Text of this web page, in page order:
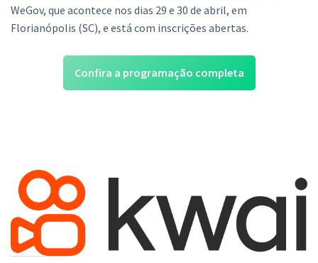
WeGov, que acontece nos dias 29 e 30 de abril, em
Florianópolis (SC), e está com inscrições abertas.
Confira a programação completa